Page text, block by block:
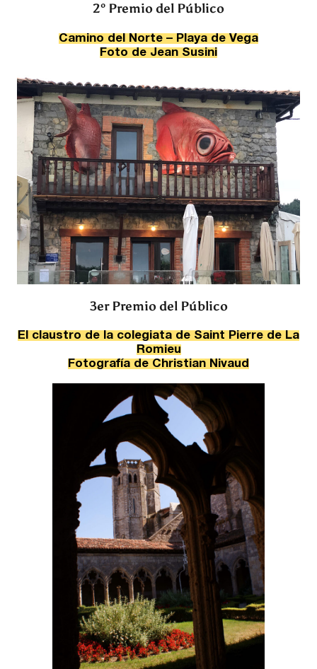
2º Premio del Público
Camino del Norte – Playa de Vega
Foto de Jean Susini
3er Premio del Público
El claustro de la colegiata de Saint Pierre de La
Romieu
Fotografía de Christian Nivaud